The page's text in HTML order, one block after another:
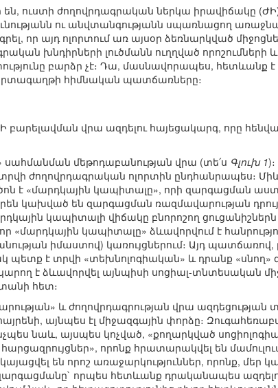
ուստի ժողովրդագրական ներկա իրավիճակը
ու անվտանգությանն սպառնացող
որ այդ ոլորտում առ այսօր ձեռնարկված
խնդիրների լուծմանն ուղղված որոշումների
բարձր չէ։ Դա, մասնավորապես, հետևանք
արտագաղթի հիմնական պատճառները։
բարելավման վրա ազդելու հայեցակարգ, որը
մեթոդաբանության վրա (տե՛ս Գլուխ 1
ժողովրդագրական ոլորտին ընդհանրապես։
է «մարդկային կապիտալը», որի զարգացման
կախված են զարգացման ռազմավարության
կապիտալի վիճակը բնորոշող
«մարդկային կապիտալը» ձևավորվում է
իմաստով) կառույցներում։ Այդ
պետք է տրվի «տեխնոլոգիական» և դրանք
է ձևավորվել այնպիսի սոցիալ-տնտեսական
հետ։
և ժողովրդագրության վրա ազդեցության
այնպես էլ միջազգային փորձը։
նաև, այսպես կոչված, «քողարկված
որոնք հրատարակվել են
են որոշ առաջարկություններ, որոնք, մեր
որպես հետևանք դրականապես